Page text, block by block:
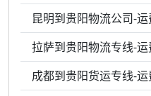
昆明到贵阳物流公司-
拉萨到贵阳物流专线-
成都到贵阳货运专线-